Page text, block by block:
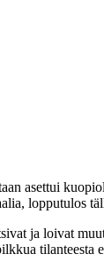
asettui
lopputulos
ja loivat
tilanteesta